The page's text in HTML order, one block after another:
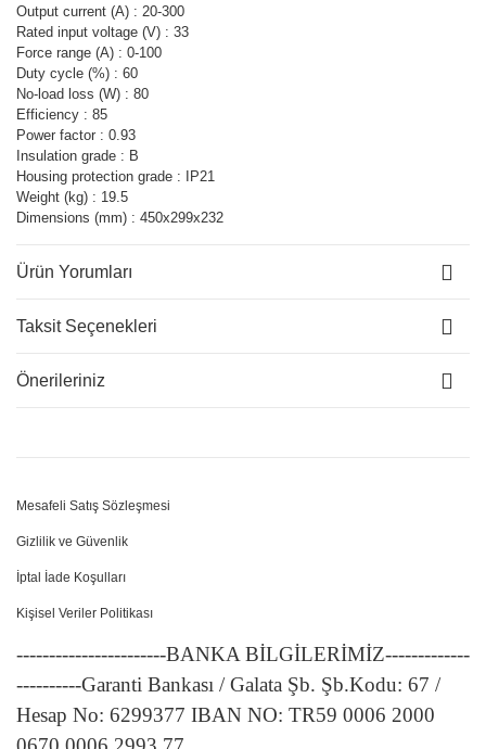
Output current (A) : 20-300
Rated input voltage (V) : 33
Force range (A) : 0-100
Duty cycle (%) : 60
No-load loss (W) : 80
Efficiency : 85
Power factor : 0.93
Insulation grade : B
Housing protection grade : IP21
Weight (kg) : 19.5
Dimensions (mm) : 450x299x232
Ürün Yorumları
Taksit Seçenekleri
Önerileriniz
Mesafeli Satış Sözleşmesi
Gizlilik ve Güvenlik
İptal İade Koşulları
Kişisel Veriler Politikası
-----------------------BANKA BİLGİLERİMİZ-------------
----------Garanti Bankası / Galata Şb. Şb.Kodu: 67 /
Hesap No: 6299377 IBAN NO: TR59 0006 2000